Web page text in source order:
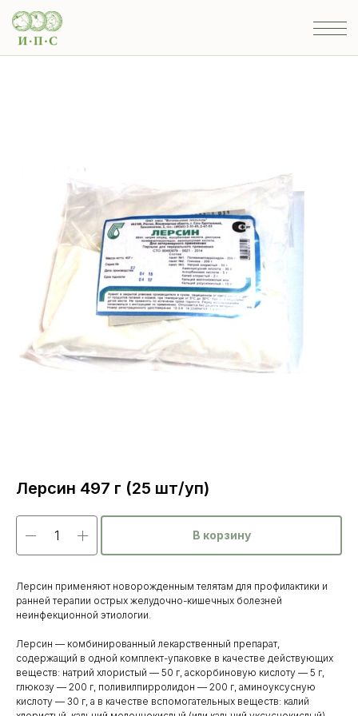
Лерсин 497 г (25 шт/уп)
В корзину
Лерсин применяют новорожденным телятам для профилактики и
ранней терапии острых желудочно-кишечных болезней
неинфекционной этиологии.
Лерсин — комбинированный лекарственный препарат,
содержащий в одной комплект-упаковке в качестве действующих
веществ: натрий хлористый — 50 г, аскорбиновую кислоту — 5 г,
глюкозу — 200 г, поливилпирролидон — 200 г, аминоуксусную
кислоту — 30 г, а в качестве вспомогательных веществ: калий
Каталог